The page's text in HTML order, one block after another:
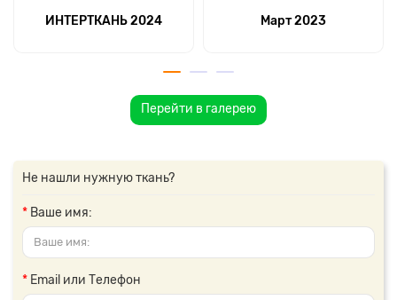
ИНТЕРТКАНЬ 2024 Март 2023
Перейти в галерею
Не нашли нужную ткань?
Ваше имя:
Email или Телефон